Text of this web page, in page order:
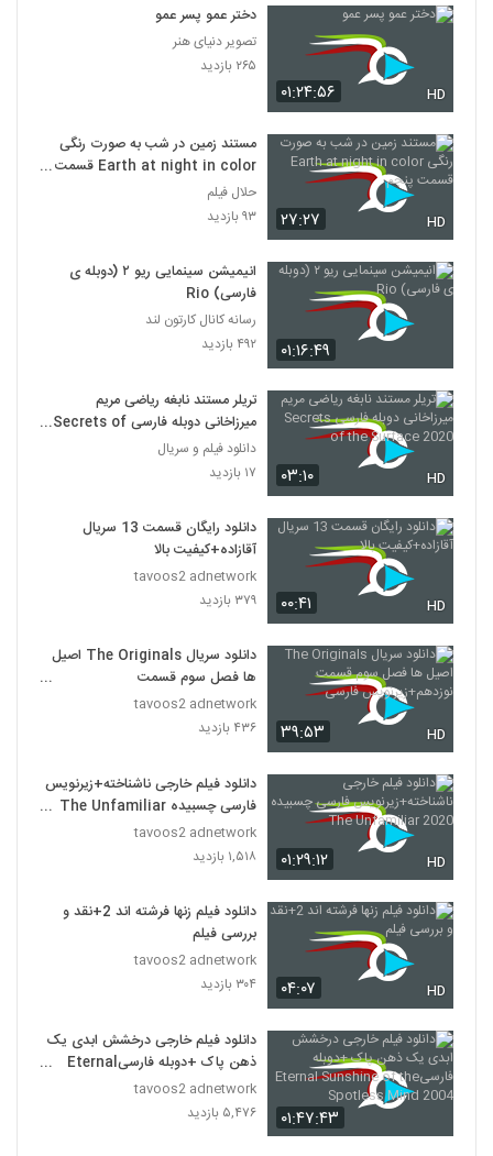
۰۱:۲۴:۵۶ HD
دختر عمو پسر عمو
تصویر دنیای هنر
۲۶۵ بازدید
۲۷:۲۷ HD
مستند زمین در شب به صورت رنگی
Earth at night in color قسمت
پنجم
حلال فیلم
۹۳ بازدید
۰۱:۱۶:۴۹
انیمیشن‌ سینمایی ریو ۲ (دوبله ی
فارسی) Rio
رسانه کانال کارتون لند
۴۹۲ بازدید
۰۳:۱۰ HD
تریلر مستند نابغه ریاضی مریم
میرزاخانی دوبله فارسی Secrets of
the Surface 2020
دانلود فیلم و سریال
۱۷ بازدید
۰۰:۴۱ HD
دانلود رایگان قسمت 13 سریال
آقازاده+کیفیت بالا
tavoos2 adnetwork
۳۷۹ بازدید
۳۹:۵۳ HD
دانلود سریال The Originals اصیل
ها فصل سوم قسمت
نوزدهم+زیرنویس فارسی
tavoos2 adnetwork
۴۳۶ بازدید
۰۱:۲۹:۱۲ HD
دانلود فیلم خارجی ناشناخته+زیرنویس
فارسی چسبیده The Unfamiliar
2020
tavoos2 adnetwork
۱,۵۱۸ بازدید
۰۴:۰۷ HD
دانلود فیلم زنها فرشته اند 2+نقد و
بررسی فیلم
tavoos2 adnetwork
۳۰۴ بازدید
۰۱:۴۷:۴۳
دانلود فیلم خارجی درخشش ابدی یک
ذهن پاک +دوبله فارسیEternal
Sunshine of the Spotless
Mind 2004
tavoos2 adnetwork
۵,۴۷۶ بازدید